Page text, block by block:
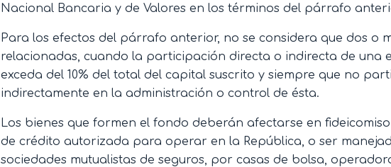
Nacional Bancaria y de Valores en los términos del párrafo
Para los efectos del párrafo anterior, no se considera que dos o
relacionadas, cuando la participación directa o indirecta de una
exceda del 10% del total del capital suscrito y siempre que no
indirectamente en la administración o control de ésta.
Los bienes que formen el fondo deberán afectarse en
de crédito autorizada para operar en la República, o ser
sociedades mutualistas de seguros, por casas de bolsa,